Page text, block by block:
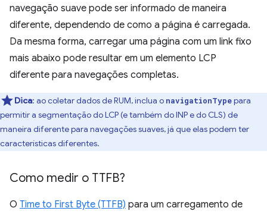
navegação suave pode ser informado de maneira
diferente, dependendo de como a página é carregada.
Da mesma forma, carregar uma página com um link fixo
mais abaixo pode resultar em um elemento LCP
diferente para navegações completas.
Dica: ao coletar dados de RUM, inclua o navigationTypepara
permitir a segmentação do LCP (e também do INP e do CLS) de
maneira diferente para navegações suaves, já que elas podem ter
características diferentes.
Como medir o TTFB?
O Time to First Byte (TTFB) para um carregamento de